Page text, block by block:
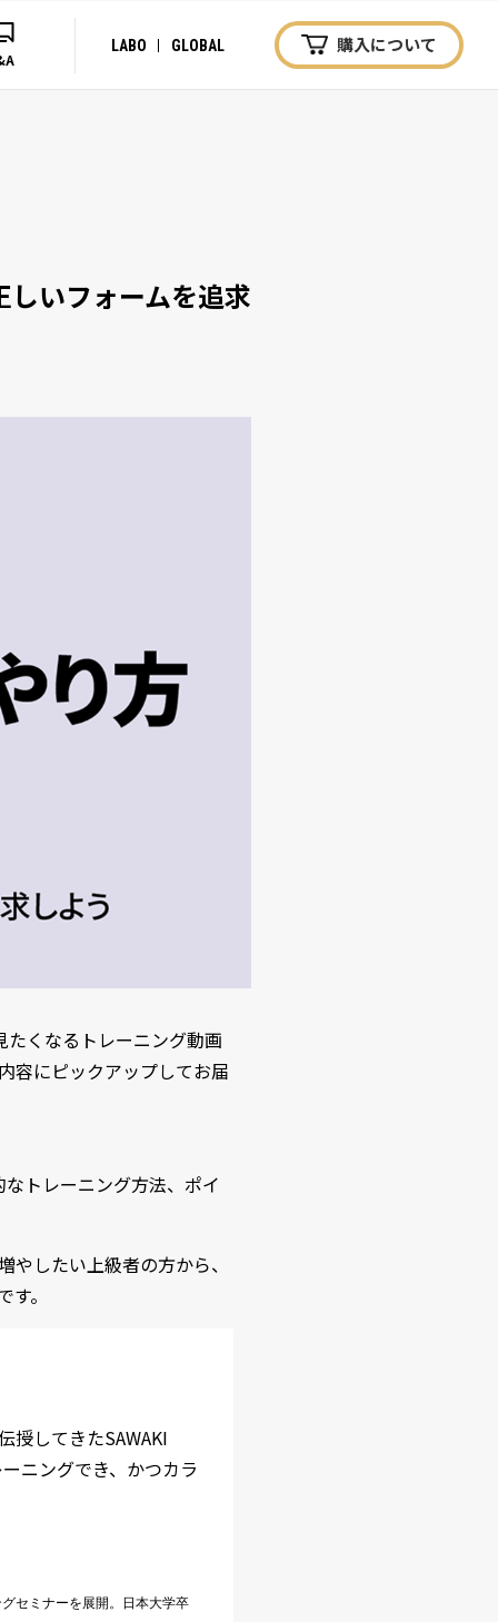
購入について
LABO GLOBAL
いフォームを追求
くなるトレーニング動画
容にピックアップしてお届
トレーニング方法、ポイ
したい上級者の方から、
。
授してきたSAWAKI
ニングでき、かつカラ
セミナーを展開。日本大学卒